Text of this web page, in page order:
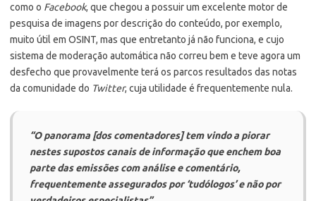
como o Facebook, que chegou a possuir um excelente motor de
pesquisa de imagens por descrição do conteúdo, por exemplo,
muito útil em OSINT, mas que entretanto já não funciona, e cujo
sistema de moderação automática não correu bem e teve agora um
desfecho que provavelmente terá os parcos resultados das notas
da comunidade do Twitter, cuja utilidade é frequentemente nula.
“O panorama [dos comentadores] tem vindo a piorar
nestes supostos canais de informação que enchem boa
parte das emissões com análise e comentário,
frequentemente assegurados por ‘tudólogos’ e não por